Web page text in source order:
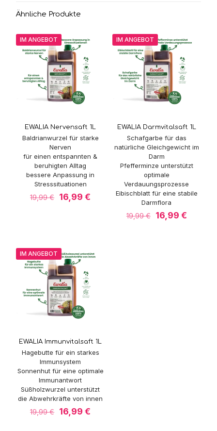
Ähnliche Produkte
IM ANGEBOT
EWALIA Nervensaft 1L
Baldrianwurzel für starke
Nerven
für einen entspannten &
beruhigten Alltag
bessere Anpassung in
Stresssituationen
19,99€
Ursprünglicher
16,99€ Aktueller
IM ANGEBOT
EWALIA Darmvitalsaft 1L
Schafgarbe für das
natürliche Gleichgewicht im
Darm
Pfefferminze unterstützt
optimale
Verdauungsprozesse
Eibischblatt für eine stabile
Darmflora
19,99€
Ursprünglicher
16,99 €
IM ANGEBOT
EWALIA Immunvitalsaft 1L
Hagebutte für ein starkes
Immunsystem
Sonnenhut für eine optimale
Immunantwort
Süßholzwurzel unterstützt
die Abwehrkräfte von innen
19,99€
Ursprünglicher
Preis
16,99€